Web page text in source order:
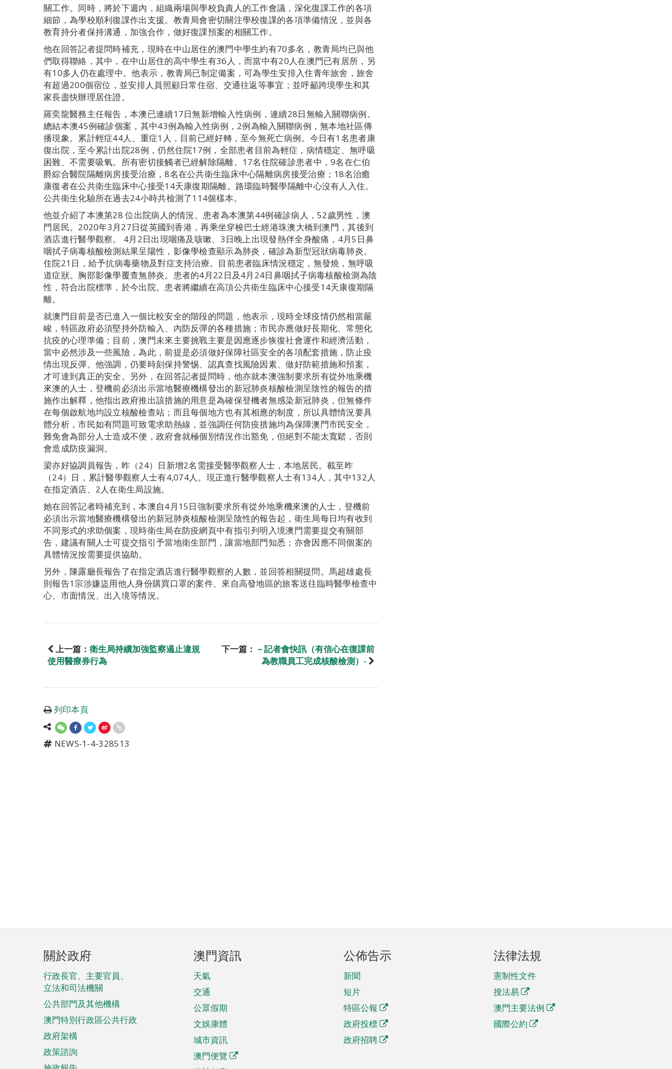
關工作。同時，將於下週內，組織兩場與學校負責人的工作會議，深化復課工作的各項
細節，為學校順利復課作出支援。教青局會密切關注學校復課的各項準備情況，並與各
教育持分者保持溝通，加強合作，做好復課預案的相關工作。
他在回答記者提問時補充，現時在中山居住的澳門中學生約有70多名，教青局均已與他
們取得聯絡，其中，在中山居住的高中學生有36人，而當中有20人在澳門已有居所，另
有10多人仍在處理中。他表示，教青局已制定備案，可為學生安排入住青年旅舍，旅舍
有超過200個宿位，並安排人員照顧日常住宿、交通往返等事宜；並呼籲跨境學生和其
家長盡快辦理居住證。
羅奕龍醫務主任報告，本澳已連續17日無新增輸入性病例，連續28日無輸入關聯病例。
總結本澳45例確診個案，其中43例為輸入性病例，2例為輸入關聯病例，無本地社區傳
播現象。累計輕症44人、重症1人，目前已經好轉，至今無死亡病例。今日有1名患者康
復出院，至今累計出院28例，仍然住院17例，全部患者目前為輕症，病情穩定、無呼吸
困難、不需要吸氧。所有密切接觸者已經解除隔離。17名住院確診患者中，9名在仁伯
爵綜合醫院隔離病房接受治療，8名在公共衛生臨床中心隔離病房接受治療；18名治癒
康復者在公共衛生臨床中心接受14天康復期隔離。路環臨時醫學隔離中心沒有人入住。
公共衛生化驗所在過去24小時共檢測了114個樣本。
他並介紹了本澳第28 位出院病人的情況。患者為本澳第44例確診病人，52歲男性，澳
門居民。2020年3月27日從英國到香港，再乘坐穿梭巴士經港珠澳大橋到澳門，其後到
酒店進行醫學觀察。 4月2日出現咽痛及咳嗽、3日晚上出現發熱伴全身酸痛，4月5日鼻
咽拭子病毒核酸檢測結果呈陽性，影像學檢查顯示為肺炎，確診為新型冠狀病毒肺炎。
住院21日，給予抗病毒藥物及對症支持治療。目前患者臨床情況穩定，無發燒，無呼吸
道症狀。胸部影像學覆查無肺炎。患者的4月22日及4月24日鼻咽拭子病毒核酸檢測為陰
性，符合出院標準，於今出院。患者將繼續在高頂公共衛生臨床中心接受14天康復期隔
離。
就澳門目前是否已進入一個比較安全的階段的問題，他表示，現時全球疫情仍然相當嚴
峻，特區政府必須堅持外防輸入、內防反彈的各種措施；市民亦應做好長期化、常態化
抗疫的心理準備；目前，澳門未來主要挑戰主要是因應逐步恢復社會運作和經濟活動，
當中必然涉及一些風險，為此，前提是必須做好保障社區安全的各項配套措施，防止疫
情出現反彈。他強調，仍要時刻保持警惕、認真查找風險因素、做好防範措施和預案，
才可達到真正的安全。另外，在回答記者提問時，他亦就本澳強制要求所有從外地乘機
來澳的人士，登機前必須出示當地醫療機構發出的新冠肺炎核酸檢測呈陰性的報告的措
施作出解釋，他指出政府推出該措施的用意是為確保登機者無感染新冠肺炎，但無條件
在每個啟航地均設立核酸檢查站；而且每個地方也有其相應的制度，所以具體情況要具
體分析，市民如有問題可致電求助熱線，並強調任何防疫措施均為保障澳門市民安全，
難免會為部分人士造成不便，政府會就極個別情況作出豁免，但絕對不能太寬鬆，否則
會造成防疫漏洞。
梁亦好協調員報告，昨（24）日新增2名需接受醫學觀察人士，本地居民。截至昨
（24）日，累計醫學觀察人士有4,074人。現正進行醫學觀察人士有134人，其中132人
在指定酒店、2人在衛生局設施。
她在回答記者時補充到，本澳自4月15日強制要求所有從外地乘機來澳的人士，登機前
必須出示當地醫療機構發出的新冠肺炎核酸檢測呈陰性的報告起，衛生局每日均有收到
不同形式的求助個案，現時衛生局在防疫網頁中有指引列明入境澳門需要提交有關部
告，建議有關人士可提交指引予當地衛生部門，讓當地部門知悉；亦會因應不同個案的
具體情況按需要提供協助。
另外，陳露廳長報告了在指定酒店進行醫學觀察的人數，並回答相關提問。馬超雄處長
則報告1宗涉嫌盜用他人身份購買口罩的案件、來自高發地區的旅客送往臨時醫學檢查中
心、市面情況、出入境等情況。
上一篇： 衛生局持續加強監察遏止違規
使用醫療券行為
下一篇： －記者會快訊（有信心在復課前
為教職員工完成核酸檢測）-
列印本頁
NEWS-1-4-328513
頁
腳
菜
單
關於政府
行政長官、主要官員、
立法和司法機關
公共部門及其他機構
澳門特別行政區公共行政
政府架構
政策諮詢
澳門資訊
天氣
交通
公眾假期
文娛康體
城市資訊
澳門便覽
公佈告示
新聞
短片
特區公報
政府投標
政府招聘
法律法規
憲制性文件
搜法易
澳門主要法例
國際公約